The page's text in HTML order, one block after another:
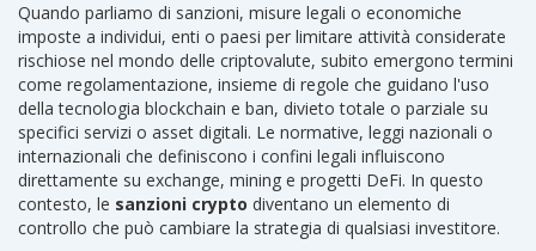
Quando parliamo di sanzioni, misure legali o economiche
imposte a individui, enti o paesi per limitare attività considerate
rischiose nel mondo delle criptovalute, subito emergono termini
come regolamentazione, insieme di regole che guidano l'uso
della tecnologia blockchain e ban, divieto totale o parziale su
specifici servizi o asset digitali. Le normative, leggi nazionali o
internazionali che definiscono i confini legali influiscono
direttamente su exchange, mining e progetti DeFi. In questo
contesto, le sanzioni crypto diventano un elemento di
controllo che può cambiare la strategia di qualsiasi investitore.